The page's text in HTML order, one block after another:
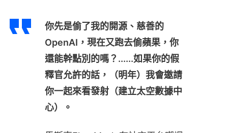
你先是偷了我的開源、慈善的
OpenAI，現在又跑去偷蘋果，你
還能幹點別的嗎？......如果你的假
釋官允許的話，（明年）我會邀請
你一起來看發射（建立太空數據中
心）。